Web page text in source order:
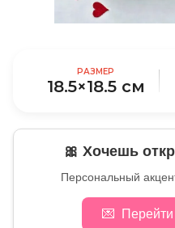
РАЗМЕР
18.5×18.5 см
🎀 Хочешь
Персональный
💌 Перейти